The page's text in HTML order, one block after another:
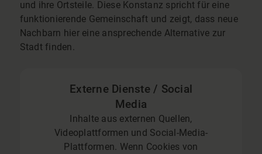
und ihre Ortsteile. Diese Konstanz spricht für eine
funktionierende Gemeinschaft und zeigt, dass neue
Nachbarn hier eine ansprechende Alternative zur
Stadt finden.
Externe Dienste / Social
Media
Inhalte aus externen Quellen,
Videoplattformen und Social-Media-
Plattformen. Wenn Cookies von